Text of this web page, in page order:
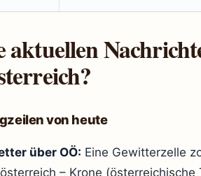
aktuellen
von heute
über OÖ: Eine Gewitterzelle
– Krone